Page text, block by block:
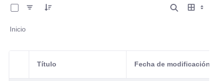
Inicio
Selección del elemento
Título Fecha de modificación